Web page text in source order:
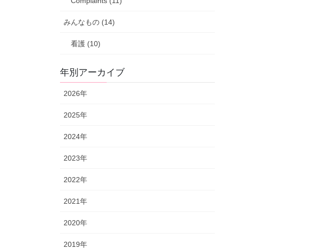
みんなもの (14)
看護 (10)
年別アーカイブ
2026年
2025年
2024年
2023年
2022年
2021年
2020年
2019年